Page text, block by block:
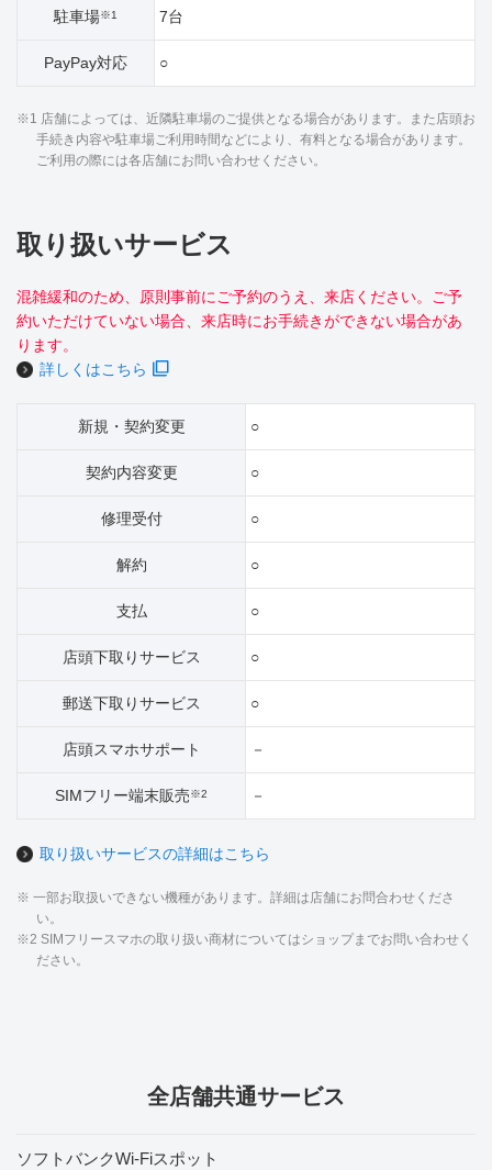
駐車場※1 7台
PayPay対応 ○
※1 店舗によっては、近隣駐車場のご提供となる場合があります。また店頭お
手続き内容や駐車場ご利用時間などにより、有料となる場合があります。
ご利用の際には各店舗にお問い合わせください。
取り扱いサービス
混雑緩和のため、原則事前にご予約のうえ、来店ください。ご予
約いただけていない場合、来店時にお手続きができない場合があ
ります。
詳しくはこちら
新規・契約変更 ○
契約内容変更 ○
修理受付 ○
解約 ○
支払 ○
店頭下取りサービス ○
郵送下取りサービス ○
店頭スマホサポート －
SIMフリー端末販売※2 －
取り扱いサービスの詳細はこちら
※ 一部お取扱いできない機種があります。詳細は店舗にお問合わせくださ
い。
※2 SIMフリースマホの取り扱い商材についてはショップまでお問い合わせく
ださい。
全店舗共通サービス
ソフトバンクWi-Fiスポット